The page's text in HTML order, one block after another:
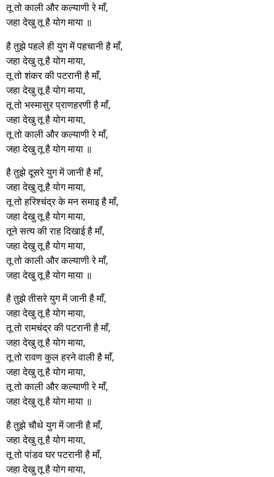
तू तो काली और कल्याणी रे माँ,
जहा देखु तू है योग माया ॥
है तुझे पहले ही युग में पहचानी है माँ,
जहा देखु तू है योग माया,
तू तो शंकर की पटरानी है माँ,
जहा देखु तू है योग माया,
तू तो भस्मासुर प्राणहरणी है माँ,
जहा देखु तू है योग माया,
तू तो काली और कल्याणी रे माँ,
जहा देखु तू है योग माया ॥
है तुझे दूसरे युग में जानी है माँ,
जहा देखु तू है योग माया,
तू तो हरिश्चंद्र के मन समाइ है माँ,
जहा देखु तू है योग माया,
तूने सत्य की राह दिखाई है माँ,
जहा देखु तू है योग माया,
तू तो काली और कल्याणी रे माँ,
जहा देखु तू है योग माया ॥
है तुझे तीसरे युग में जानी है माँ,
जहा देखु तू है योग माया,
तू तो रामचंद्र की पटरानी है माँ,
जहा देखु तू है योग माया,
तू तो रावण कुल हरने वाली है माँ,
जहा देखु तू है योग माया,
तू तो काली और कल्याणी रे माँ,
जहा देखु तू है योग माया ॥
है तुझे चौथे युग में जानी है माँ,
जहा देखु तू है योग माया,
तू तो पांडव घर पटरानी है माँ,
जहा देखु तू है योग माया,